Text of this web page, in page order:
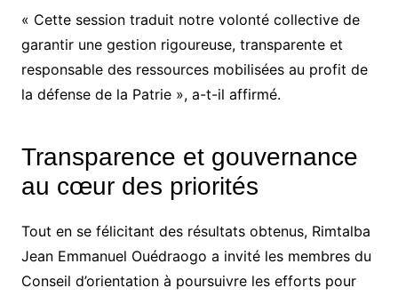
« Cette session traduit notre volonté collective de
garantir une gestion rigoureuse, transparente et
responsable des ressources mobilisées au profit de
la défense de la Patrie », a-t-il affirmé.
Transparence et gouvernance
au cœur des priorités
Tout en se félicitant des résultats obtenus, Rimtalba
Jean Emmanuel Ouédraogo a invité les membres du
Conseil d’orientation à poursuivre les efforts pour